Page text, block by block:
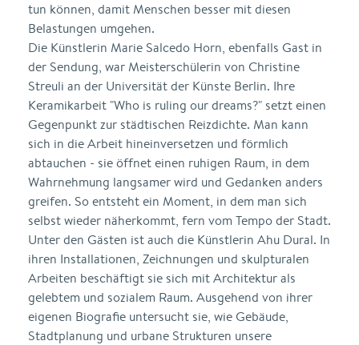
tun können, damit Menschen besser mit diesen
Belastungen umgehen.
Die Künstlerin Marie Salcedo Horn, ebenfalls Gast in
der Sendung, war Meisterschülerin von Christine
Streuli an der Universität der Künste Berlin. Ihre
Keramikarbeit "Who is ruling our dreams?" setzt einen
Gegenpunkt zur städtischen Reizdichte. Man kann
sich in die Arbeit hineinversetzen und förmlich
abtauchen - sie öffnet einen ruhigen Raum, in dem
Wahrnehmung langsamer wird und Gedanken anders
greifen. So entsteht ein Moment, in dem man sich
selbst wieder näherkommt, fern vom Tempo der Stadt.
Unter den Gästen ist auch die Künstlerin Ahu Dural. In
ihren Installationen, Zeichnungen und skulpturalen
Arbeiten beschäftigt sie sich mit Architektur als
gelebtem und sozialem Raum. Ausgehend von ihrer
eigenen Biografie untersucht sie, wie Gebäude,
Stadtplanung und urbane Strukturen unsere